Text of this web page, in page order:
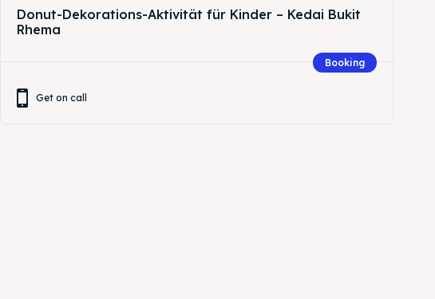
Donut-Dekorations-Aktivität für Kinder – Kedai Bukit
Rhema
Booking
Get on call